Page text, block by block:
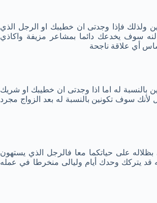
ولذلك فإذا وجدتى ان خطيبك او الرجل الذي
لنه سوف يخدعك دائما بمشاعر مزيفة واكاذي
أي علاقة ناجحة
بالنسبة له اما اذا وجدتى ان خطيبك او شريك
لأنك سوف تكونين بالنسبة له بعد الزواج مجرد
على حياتكما معا فالرجل الذي يستهون
يتركك وحدك أيام وليالى منخرطا في عمله